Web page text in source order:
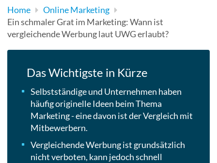
Home
Online Marketing
Ein schmaler Grat im Marketing: Wann ist
vergleichende Werbung laut UWG erlaubt?
Das Wichtigste in Kürze
Selbstständige und Unternehmen haben
häufig originelle Ideen beim Thema
Marketing - eine davon ist der Vergleich mit
Mitbewerbern.
Vergleichende Werbung ist grundsätzlich
nicht verboten, kann jedoch schnell